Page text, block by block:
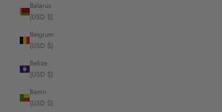
Belarus
(USD $)
Belgium
(USD $)
Belize
(USD $)
Benin
(USD $)